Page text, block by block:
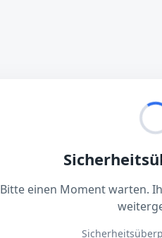
Bitte einen Moment warten.